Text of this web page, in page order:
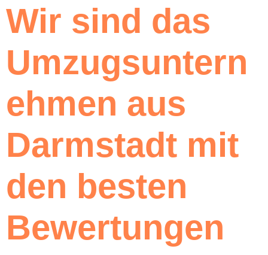
Wir sind das
Umzugsuntern
ehmen aus
Darmstadt mit
den besten
Bewertungen